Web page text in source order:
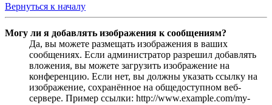
Вернуться к началу
Могу ли я добавлять изображения к сообщениям?
Да, вы можете размещать изображения в ваших
сообщениях. Если администратор разрешил добавлять
вложения, вы можете загрузить изображение на
конференцию. Если нет, вы должны указать ссылку на
изображение, сохранённое на общедоступном веб-
сервере. Пример ссылки: http://www.example.com/my-